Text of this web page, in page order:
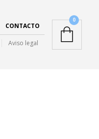
CONTACTO
Aviso legal
0